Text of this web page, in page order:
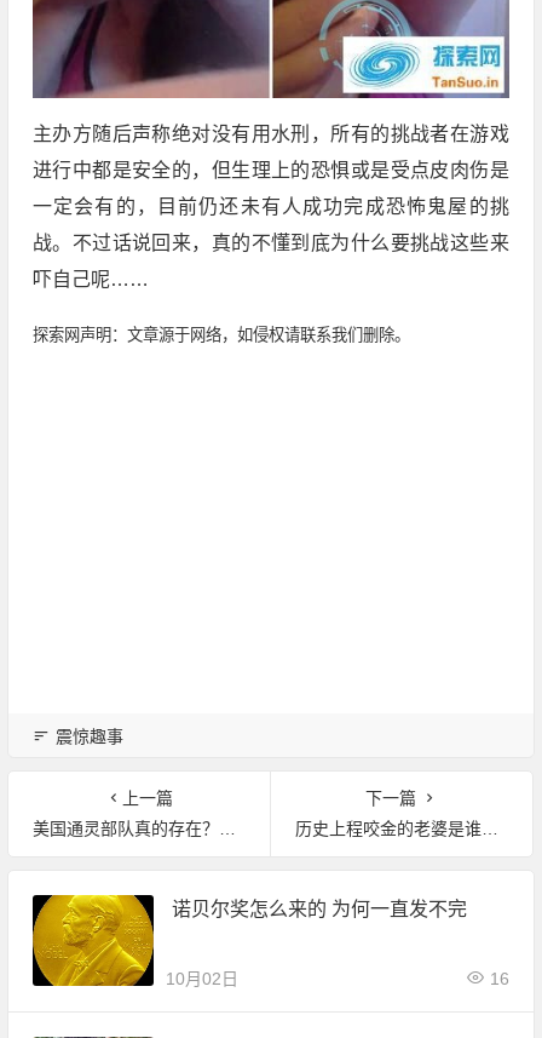
主办方随后声称绝对没有用水刑，所有的挑战者在游戏
进行中都是安全的，但生理上的恐惧或是受点皮肉伤是
一定会有的，目前仍还未有人成功完成恐怖鬼屋的挑
战。不过话说回来，真的不懂到底为什么要挑战这些来
吓自己呢……
探索网声明：文章源于网络，如侵权请联系我们删除。
震惊趣事
上一篇
美国通灵部队真的存在？这是一种什么计划？
下一篇
历史上程咬金的老婆是谁总共有几个?
诺贝尔奖怎么来的 为何一直发不完
10月02日 16